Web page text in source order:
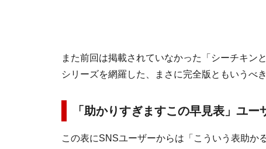
また前回は掲載されていなかった「シーチキン
シリーズを網羅した、まさに完全版ともいうべ
「助かりすぎますこの早見表」ユ
この表にSNSユーザーからは「こういう表助か